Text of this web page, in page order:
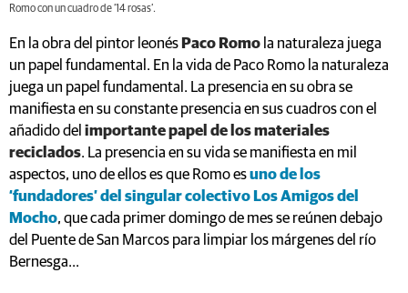
Romo con un cuadro de ‘14 rosas’.
En la obra del pintor leonés Paco Romo la naturaleza juega
un papel fundamental. En la vida de Paco Romo la naturaleza
juega un papel fundamental. La presencia en su obra se
manifiesta en su constante presencia en sus cuadros con el
añadido del importante papel de los materiales
reciclados. La presencia en su vida se manifiesta en mil
aspectos, uno de ellos es que Romo esuno de los
‘fundadores’ del singular colectivo Los Amigos del
Mocho, que cada primer domingo de mes se reúnen debajo
del Puente de San Marcos para limpiar los márgenes del río
Bernesga...